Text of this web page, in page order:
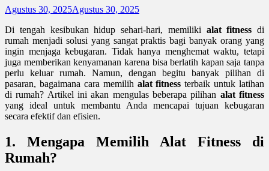
Agustus 30, 2025Agustus 30, 2025
Di tengah kesibukan hidup sehari-hari, memiliki alat fitness di
rumah menjadi solusi yang sangat praktis bagi banyak orang yang
ingin menjaga kebugaran. Tidak hanya menghemat waktu, tetapi
juga memberikan kenyamanan karena bisa berlatih kapan saja tanpa
perlu keluar rumah. Namun, dengan begitu banyak pilihan di
pasaran, bagaimana cara memilih alat fitness terbaik untuk latihan
di rumah? Artikel ini akan mengulas beberapa pilihan alat fitness
yang ideal untuk membantu Anda mencapai tujuan kebugaran
secara efektif dan efisien.
1. Mengapa Memilih Alat Fitness di
Rumah?